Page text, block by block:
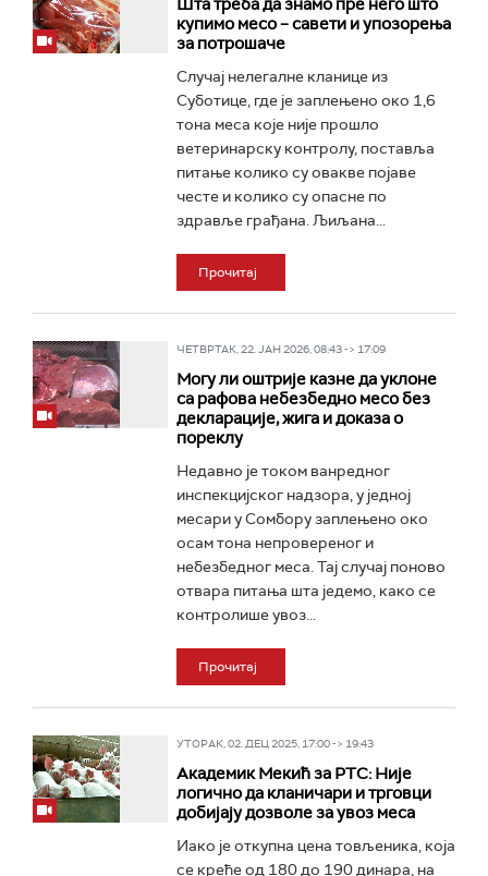
Шта треба да знамо пре него што
купимо месо – савети и упозорења
за потрошаче
Случај нелегалне кланице из
Суботице, где је заплењено око 1,6
тона меса које није прошло
ветеринарску контролу, поставља
питање колико су овакве појаве
честе и колико су опасне по
здравље грађана. Љиљана...
Прочитај
ЧЕТВРТАК, 22. ЈАН 2026, 08:43 -> 17:09
Могу ли оштрије казне да уклоне
са рафова небезбедно месо без
декларације, жига и доказа о
пореклу
Недавно је током ванредног
инспекцијског надзора, у једној
месари у Сомбору заплењено око
осам тона непровереног и
небезбедног меса. Тај случај поново
отвара питања шта једемо, како се
контролише увоз...
Прочитај
УТОРАК, 02. ДЕЦ 2025, 17:00 -> 19:43
Академик Мекић за РТС: Није
логично да кланичари и трговци
добијају дозволе за увоз меса
Иако је откупна цена товљеника, која
се креће од 180 до 190 динара, на